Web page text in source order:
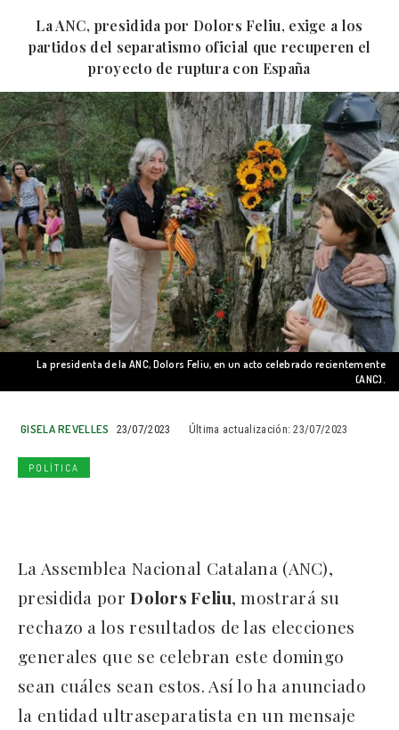
La ANC, presidida por Dolors Feliu, exige a los
partidos del separatismo oficial que recuperen el
proyecto de ruptura con España
La presidenta de la ANC, Dolors Feliu, en un acto celebrado recientemente
(ANC).
GISELA REVELLES 23/07/2023 Última actualización: 23/07/2023
POLÍTICA
La Assemblea Nacional Catalana (ANC),
presidida porDolors Feliu, mostrará su
rechazo a los resultados de las elecciones
generales que se celebran este domingo
sean cuáles sean estos. Así lo ha anunciado
la entidad ultraseparatista en un mensaje